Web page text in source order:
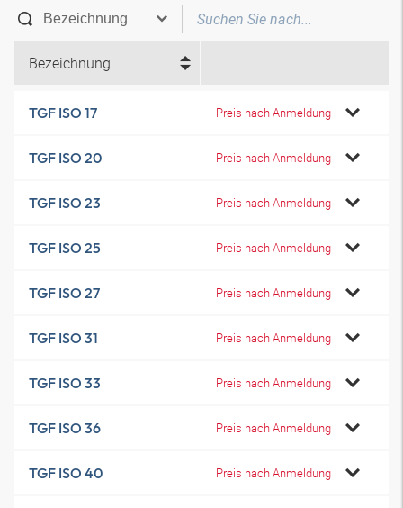
Bezeichnung
TGF ISO 17 Preis nach Anmeldung
TGF ISO 20 Preis nach Anmeldung
TGF ISO 23 Preis nach Anmeldung
TGF ISO 25 Preis nach Anmeldung
TGF ISO 27 Preis nach Anmeldung
TGF ISO 31 Preis nach Anmeldung
TGF ISO 33 Preis nach Anmeldung
TGF ISO 36 Preis nach Anmeldung
TGF ISO 40 Preis nach Anmeldung